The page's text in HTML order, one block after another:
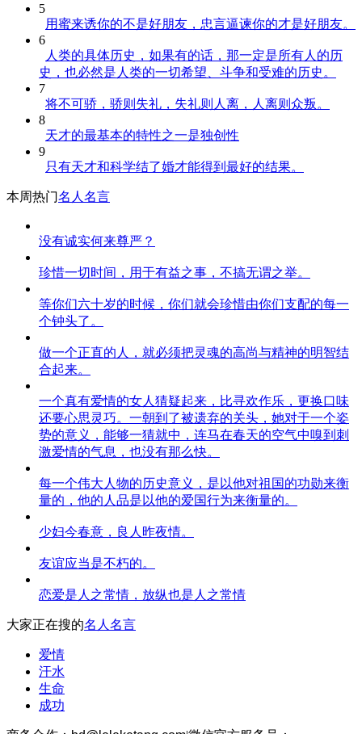
5
用蜜来诱你的不是好朋友，忠言逼谏你的才是好朋友。
6
人类的具体历史，如果有的话，那一定是所有人的历
史，也必然是人类的一切希望、斗争和受难的历史。
7
将不可骄，骄则失礼，失礼则人离，人离则众叛。
8
天才的最基本的特性之一是独创性
9
只有天才和科学结了婚才能得到最好的结果。
本周热门名人名言
没有诚实何来尊严？
珍惜一切时间，用于有益之事，不搞无谓之举。
等你们六十岁的时候，你们就会珍惜由你们支配的每一
个钟头了。
做一个正直的人，就必须把灵魂的高尚与精神的明智结
合起来。
一个真有爱情的女人猜疑起来，比寻欢作乐，更换口味
还要心思灵巧。一朝到了被遗弃的关头，她对于一个姿
势的意义，能够一猜就中，连马在春天的空气中嗅到刺
激爱情的气息，也没有那么快。
每一个伟大人物的历史意义，是以他对祖国的功勋来衡
量的，他的人品是以他的爱国行为来衡量的。
少妇今春意，良人昨夜情。
友谊应当是不朽的。
恋爱是人之常情，放纵也是人之常情
大家正在搜的名人名言
爱情
汗水
生命
成功